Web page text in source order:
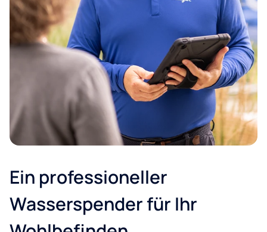
Postleitzahl*
Stadt:*
E-Mail
Ein professioneller
Wasserspender für Ihr